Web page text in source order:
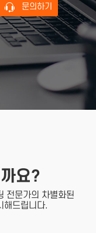
문의하기
요?
전문가의 차별화된
해드립니다.